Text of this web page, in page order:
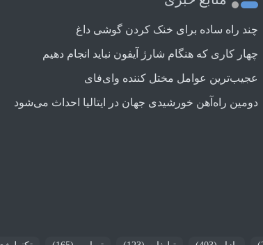
چند راه‌ ساده برای خنک کردن گوشی داغ
چهار کاری که هنگام شارژ آیفون نباید انجام دهیم
عجیب‌ترین عوامل مختل کننده وای‌فای
دومین راه‌آهن خورشیدی جهان در ایتالیا احداث می‌شود